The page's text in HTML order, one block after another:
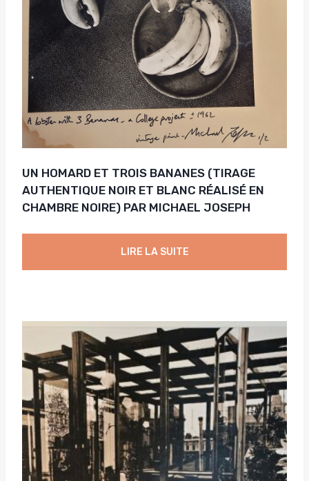
UN HOMARD ET TROIS BANANES (TIRAGE
AUTHENTIQUE NOIR ET BLANC RÉALISÉ EN
CHAMBRE NOIRE) PAR MICHAEL JOSEPH
LIRE LA SUITE